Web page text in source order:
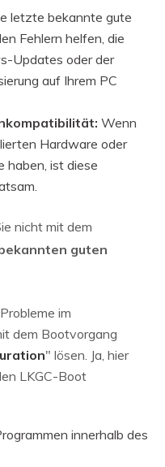
letzte bekannte gute
Fehlern helfen, die
Updates oder der
auf Ihrem PC
Wenn
Hardware oder
haben, ist diese
nicht mit dem
guten
im
dem Bootvorgang
" lösen. Ja, hier
LKGC-Boot
innerhalb des